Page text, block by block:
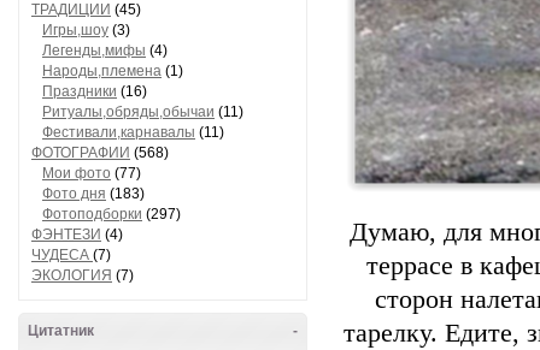
ТРАДИЦИИ (45)
Игры,шоу (3)
Легенды,мифы (4)
Народы,племена (1)
Праздники (16)
Ритуалы,обряды,обычаи (11)
Фестивали,карнавалы (11)
ФОТОГРАФИИ (568)
Мои фото (77)
Фото дня (183)
Фотоподборки (297)
ФЭНТЕЗИ (4)
ЧУДЕСА (7)
ЭКОЛОГИЯ (7)
-
Цитатник
Думаю, для
террасе в
сторон
тарелку. Едите,